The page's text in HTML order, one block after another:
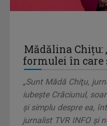
Dezbatere pe teme
SERGIU CIOCOIU
Emisiunile care îi poartă
Mădălina Chiţu:
formulei în care
„Sunt Mădă Chiţu,
iubeşte Crăciunul,
şi simplu despre ea,
jurnalist TVR INFO şi